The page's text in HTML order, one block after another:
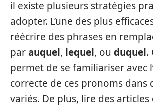
il existe plusieurs stratégies
adopter. L’une des plus
réécrire des phrases en
parauquel, lequel, ou duquel.
permet de se familiariser avec
correcte de ces pronoms dans
variés. De plus, lire des